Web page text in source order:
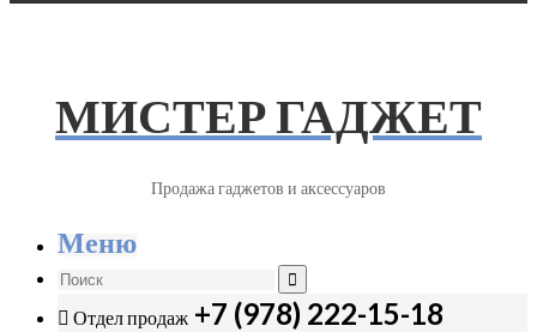
МИСТЕР ГАДЖЕТ
Продажа гаджетов и аксессуаров
Меню
Отдел продаж +7 (978) 222-15-18